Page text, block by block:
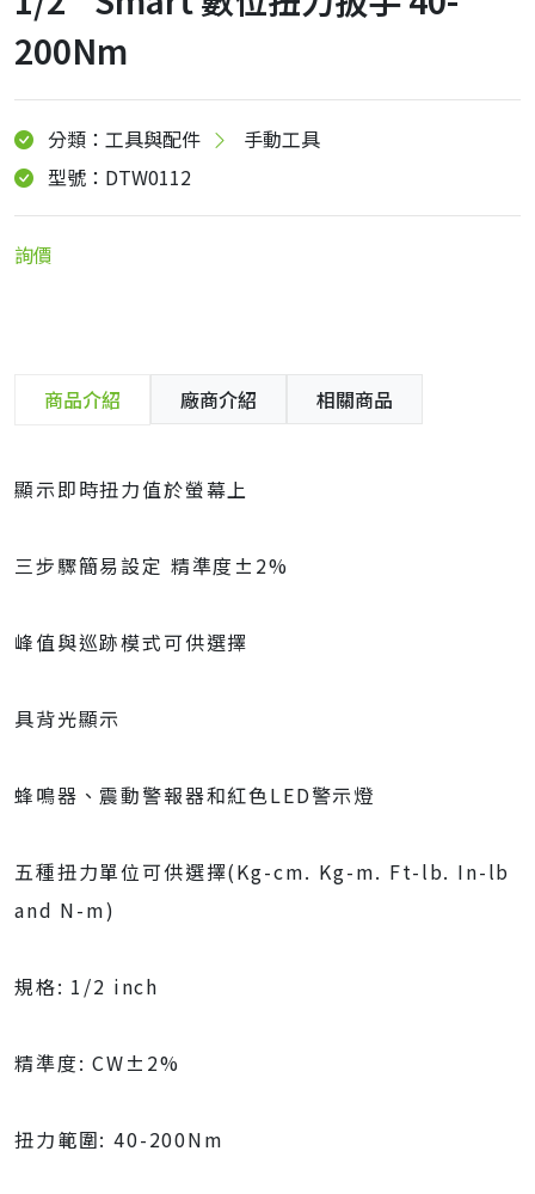
200Nm
分類：工具與配件
手動工具
型號：DTW0112
詢價
商品介紹 廠商介紹 相關商品
顯示即時扭力值於螢幕上
三步驟簡易設定 精準度±2%
峰值與巡跡模式可供選擇
具背光顯示
蜂鳴器、震動警報器和紅色LED警示燈
五種扭力單位可供選擇(Kg-cm. Kg-m. Ft-lb. In-lb
and N-m)
規格: 1/2 inch
精準度: CW±2%
扭力範圍: 40-200Nm